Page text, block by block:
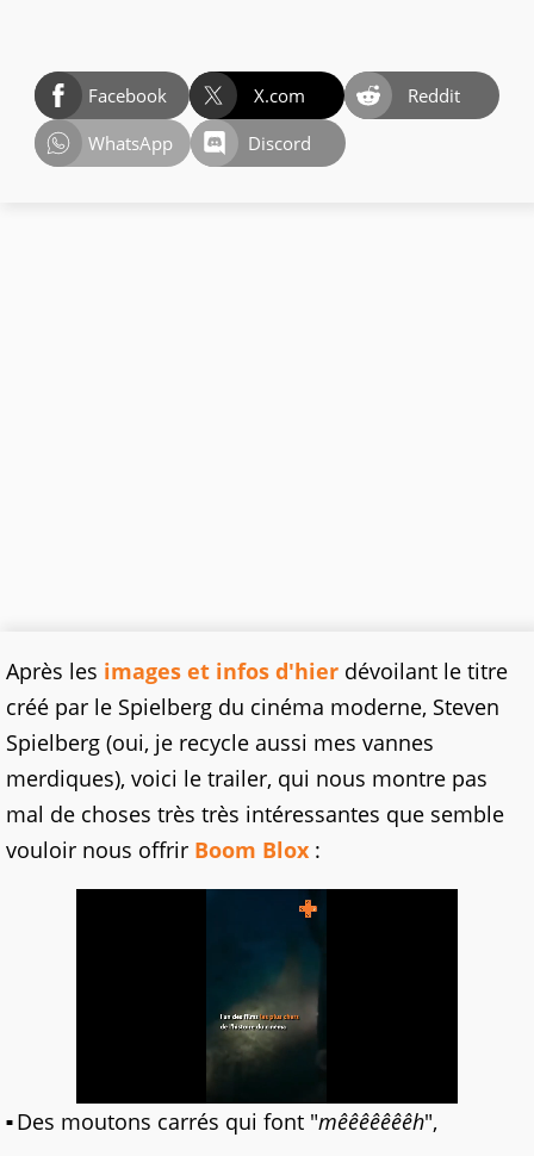
Facebook X.com
Reddit
WhatsApp
Discord
Après les images et infos d'hier dévoilant le titre
créé par le Spielberg du cinéma moderne, Steven
Spielberg (oui, je recycle aussi mes vannes
merdiques), voici le trailer, qui nous montre pas
mal de choses très très intéressantes que semble
vouloir nous offrir Boom Blox :
Des moutons carrés qui font "mêêêêêêêh",